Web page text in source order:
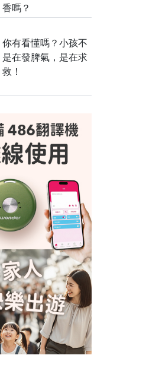
香嗎？
你有看懂嗎？小孩不
是在發脾氣，是在求
救！